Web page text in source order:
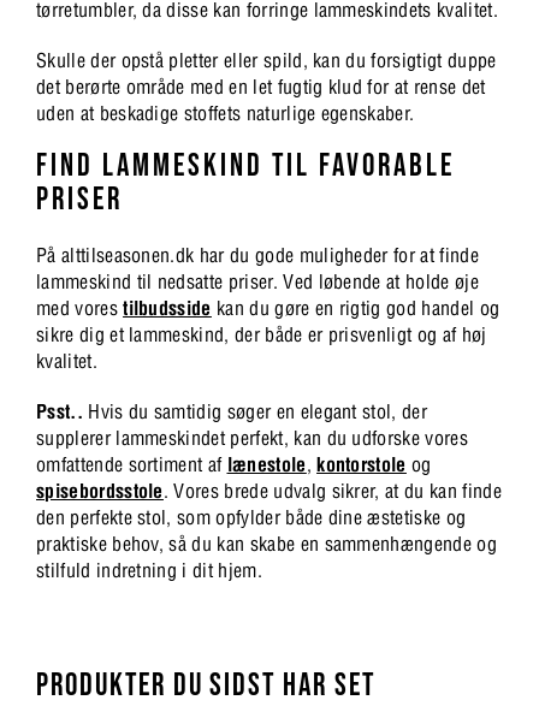
tørretumbler, da disse kan forringe lammeskindets kvalitet.
Skulle der opstå pletter eller spild, kan du forsigtigt duppe
det berørte område med en let fugtig klud for at rense det
uden at beskadige stoffets naturlige egenskaber.
FIND LAMMESKIND TIL FAVORABLE
PRISER
På alttilseasonen.dk har du gode muligheder for at finde
lammeskind til nedsatte priser. Ved løbende at holde øje
med vorestilbudsside kan du gøre en rigtig god handel og
sikre dig et lammeskind, der både er prisvenligt og af høj
kvalitet.
Psst.. Hvis du samtidig søger en elegant stol, der
supplerer lammeskindet perfekt, kan du udforske vores
omfattende sortiment af lænestole,kontorstole og
spisebordsstole. Vores brede udvalg sikrer, at du kan finde
den perfekte stol, som opfylder både dine æstetiske og
praktiske behov, så du kan skabe en sammenhængende og
stilfuld indretning i dit hjem.
PRODUKTER DU SIDST HAR SET